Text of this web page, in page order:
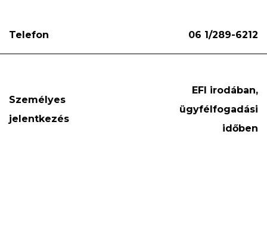
Telefon 06 1/289-6212
Személyes
jelentkezés
EFI irodában,
ügyfélfogadási
időben